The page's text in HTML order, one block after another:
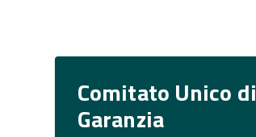
Comitato Unico di
Garanzia